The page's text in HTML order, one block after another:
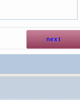
next